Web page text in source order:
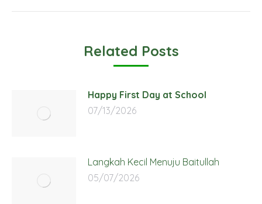
Related Posts
Happy First Day at School
07/13/2026
Langkah Kecil Menuju Baitullah
05/07/2026